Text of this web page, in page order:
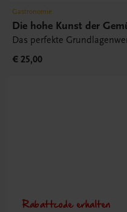
Gastronomie
Die hohe Kunst der
Das perfekte
€ 25,00
Rabattcode erhalten